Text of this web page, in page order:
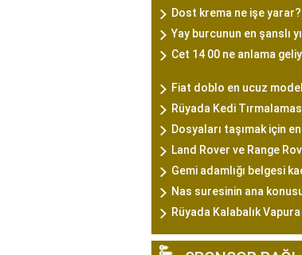
Dost krema ne işe yarar?
Yay burcunun en şanslı
Cet 14 00 ne anlama
Fiat doblo en ucuz
Rüyada Kedi
Dosyaları taşımak için
Land Rover ve Range
Gemi adamlığı belgesi
Nas suresinin ana
Rüyada Kalabalık